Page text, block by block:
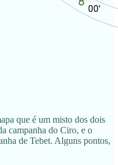
que é um misto dos dois
campanha do Ciro, e o
de Tebet. Alguns pontos,